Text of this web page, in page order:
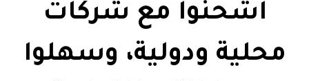
اشحنوا مع شركات
محلية ودولية، وسهلوا